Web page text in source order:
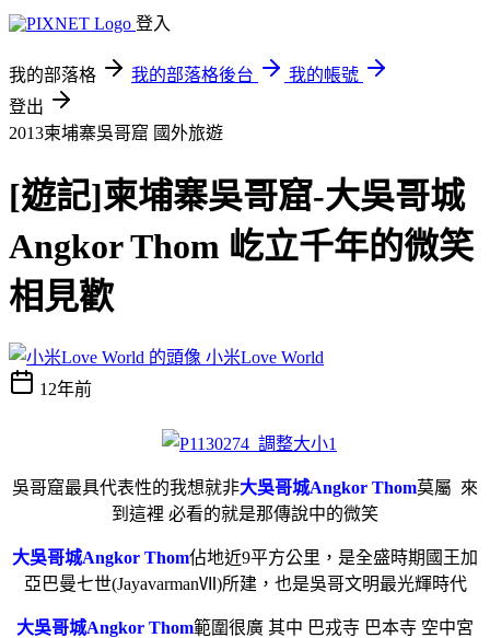
登入
我的部落格 我的部落格後台
我的帳號
登出
2013柬埔寨吳哥窟 國外旅遊
[遊記]柬埔寨吳哥窟-大吳哥城
Angkor Thom 屹立千年的微笑
相見歡
小米Love World
12年前
吳哥窟最具代表性的我想就非大吳哥城Angkor Thom莫屬 來
到這裡 必看的就是那傳說中的微笑
大吳哥城Angkor Thom佔地近9平方公里，是全盛時期國王加
亞巴曼七世(JayavarmanⅦ)所建，也是吳哥文明最光輝時代
大吳哥城Angkor Thom範圍很廣 其中 巴戎寺 巴本寺 空中宮